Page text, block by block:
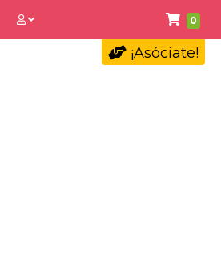
0
¡Asóciate!